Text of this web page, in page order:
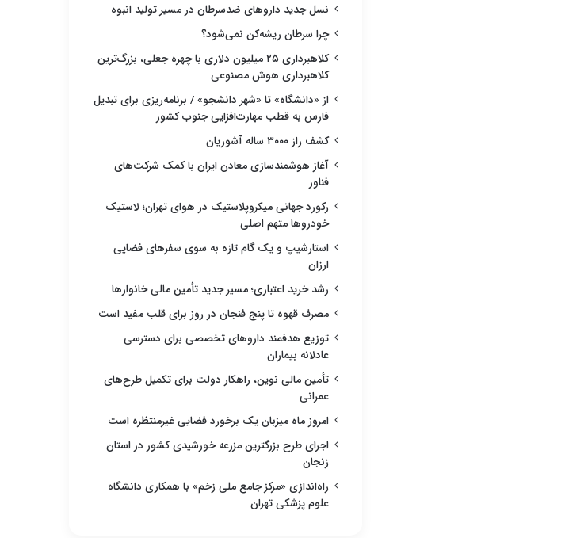
نسل جدید داروهای ضدسرطان در مسیر تولید انبوه
چرا سرطان ریشه‌کن نمی‌شود؟
کلاهبرداری ۲۵ میلیون دلاری با چهره جعلی، بزرگ‌ترین
کلاهبرداری هوش مصنوعی
از «دانشگاه» تا «شهر دانشجو» / برنامه‌ریزی برای تبدیل
فارس به قطب مهارت‌افزایی جنوب کشور
کشف راز ۳۰۰۰ ساله آشوریان
آغاز هوشمندسازی معادن ایران با کمک شرکت‌های
فناور
رکورد جهانی میکروپلاستیک در هوای تهران؛ لاستیک
خودروها متهم اصلی
استارشیپ و یک گام تازه به سوی سفرهای فضایی
ارزان
رشد خرید اعتباری؛ مسیر جدید تأمین مالی خانوارها
مصرف قهوه تا پنج فنجان در روز برای قلب مفید است
توزیع هدفمند داروهای تخصصی برای دسترسی
عادلانه بیماران
تأمین مالی نوین، راهکار دولت برای تکمیل طرح‌های
عمرانی
امروز ماه میزبان یک برخورد فضایی غیرمنتظره است
اجرای طرح بزرگترین مزرعه خورشیدی کشور در استان
زنجان
راه‌اندازی «مرکز جامع ملی زخم» با همکاری دانشگاه
علوم پزشکی تهران